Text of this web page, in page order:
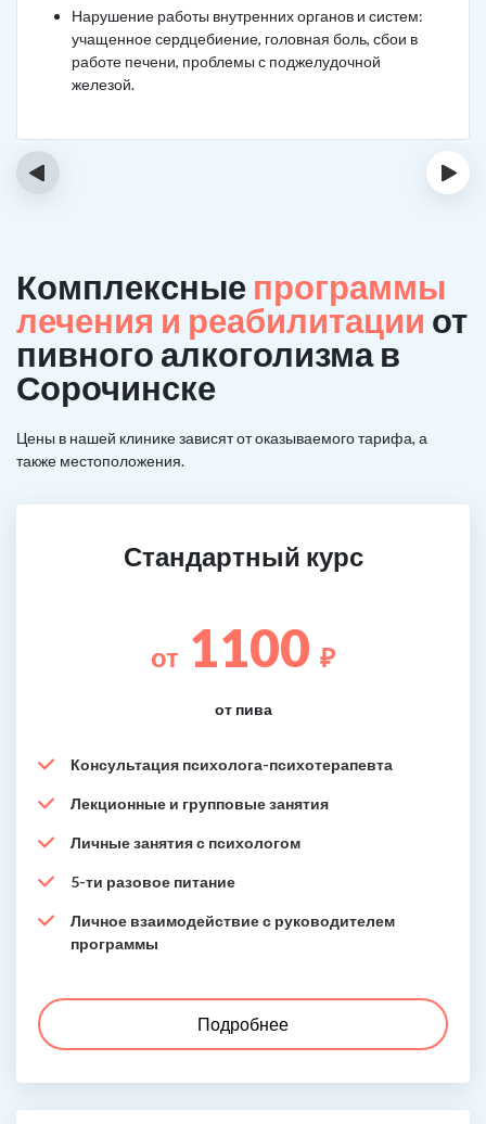
Нарушение работы внутренних органов и систем:
учащенное сердцебиение, головная боль, сбои в
работе печени, проблемы с поджелудочной
железой.
‹ ›
Комплексные программы
лечения и реабилитации от
пивного алкоголизма в
Сорочинске
Цены в нашей клинике зависят от оказываемого тарифа, а
также местоположения.
Стандартный курс
от 1100 ₽
от пива
Консультация психолога-психотерапевта
Лекционные и групповые занятия
Личные занятия с психологом
5-ти разовое питание
Личное взаимодействие с руководителем
программы
Подробнее